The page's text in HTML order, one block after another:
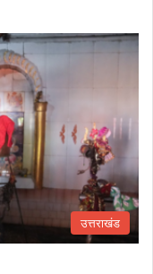
उत्तराखंड